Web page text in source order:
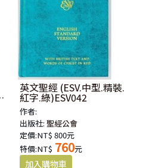
英文聖經 (ESV.中型.精裝.
紅字.綠)ESV042
作者:
出版社:聖經公會
定價:NT$ 800元
特價:NT$ 760元